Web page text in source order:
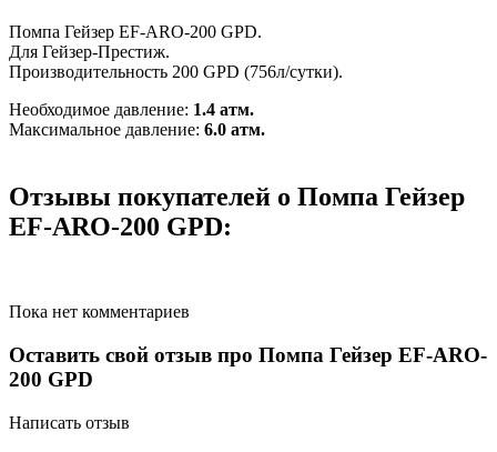
Помпа Гейзер EF-ARO-200 GPD.
Для Гейзер-Престиж.
Производительность 200 GPD (756л/сутки).
Необходимое давление: 1.4 атм.
Максимальное давление: 6.0 атм.
Отзывы покупателей о Помпа Гейзер
EF-ARO-200 GPD:
Пока нет комментариев
Оставить свой отзыв про Помпа Гейзер EF-ARO-
200 GPD
Написать отзыв